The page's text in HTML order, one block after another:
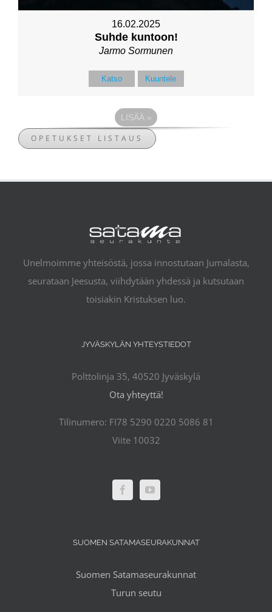
16.02.2025
Suhde kuntoon!
Jarmo Sormunen
Katso Kuuntele
LISÄÄ »
OPETUKSET LISTAUS
Unelmoimme yhteisöstä, jossa innostutaan Jumalasta,
seurataan Jeesusta, viihdytään yhdessä ja kutsutaan
toisiakin Kristuksen luo.
JYVÄSKYLÄN YHTEYSTIEDOT
Polttolinja 35, 40520 Jyväskylä
Ota yhteyttä!
Tilinumero: FI78 5290 0220 5086 81
Viite 10032
SUOMEN SATAMASEURAKUNNAT
Suomen Satamaseurakunnat
Turun seutu